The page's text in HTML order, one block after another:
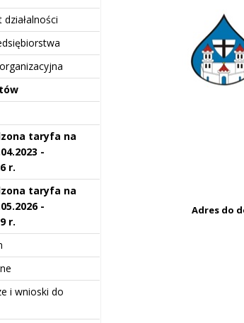
taryfa na
-
r.
taryfa na
-
r.
i wnioski do
Adres do